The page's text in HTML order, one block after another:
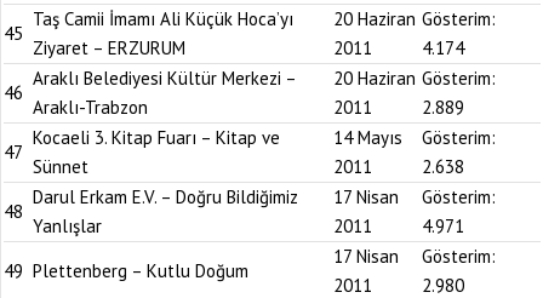
45
Taş Camii İmamı Ali Küçük Hoca’yı
Ziyaret – ERZURUM
20 Haziran
2011
Gösterim:
4.174
46
Araklı Belediyesi Kültür Merkezi –
Araklı-Trabzon
20 Haziran
2011
Gösterim:
2.889
47
Kocaeli 3. Kitap Fuarı – Kitap ve
Sünnet
14 Mayıs
2011
Gösterim:
2.638
48
Darul Erkam E.V. – Doğru Bildiğimiz
Yanlışlar
17 Nisan
2011
Gösterim:
4.971
49 Plettenberg – Kutlu Doğum
17 Nisan
2011
Gösterim:
2.980